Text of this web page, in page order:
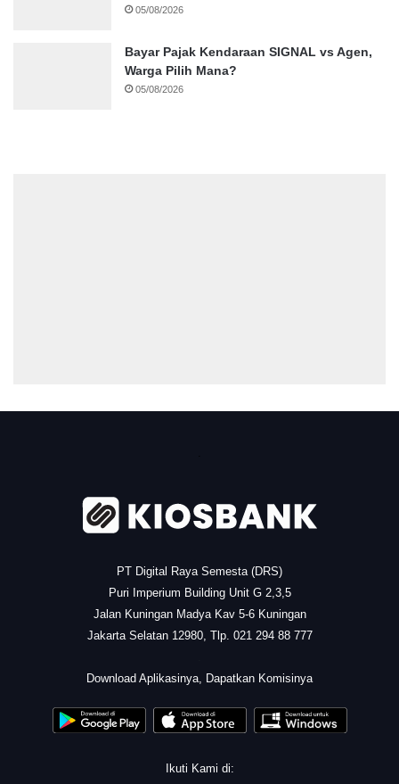
05/08/2026
Bayar Pajak Kendaraan SIGNAL vs Agen,
Warga Pilih Mana?
05/08/2026
PT Digital Raya Semesta (DRS)
Puri Imperium Building Unit G 2,3,5
Jalan Kuningan Madya Kav 5-6 Kuningan
Jakarta Selatan 12980, Tlp. 021 294 88 777
Download Aplikasinya, Dapatkan Komisinya
Ikuti Kami di: